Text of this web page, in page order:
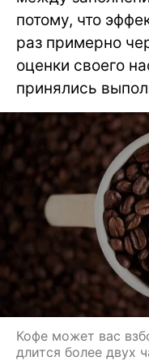
потому, что
раз примерно
оценки своего
принялись
Кофе может вас
длится более двух